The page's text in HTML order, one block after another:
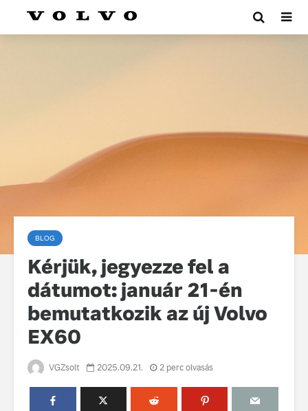
BLOG
Kérjük, jegyezze fel a
dátumot: január 21-én
bemutatkozik az új Volvo
EX60
VGZsolt 2025.09.21. 2 perc olvasás